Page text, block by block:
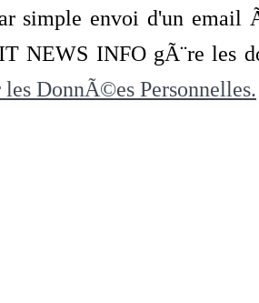
simple envoi d'un
NEWS INFO gÃ¨re les
les DonnÃ©es Personnelles.